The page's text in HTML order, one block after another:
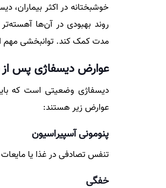
خوشبختانه در اکثر بیماران،
روند بهبودی در آن‌ها
مدت کمک کند. توانبخشی مهم
عوارض دیسفاژی پس
دیسفاژی وضعیتی است که
عوارض زیر هستند:
پنومونی آسپیراسیون
تنفس تصادفی در غذا یا مایعات
خفگی